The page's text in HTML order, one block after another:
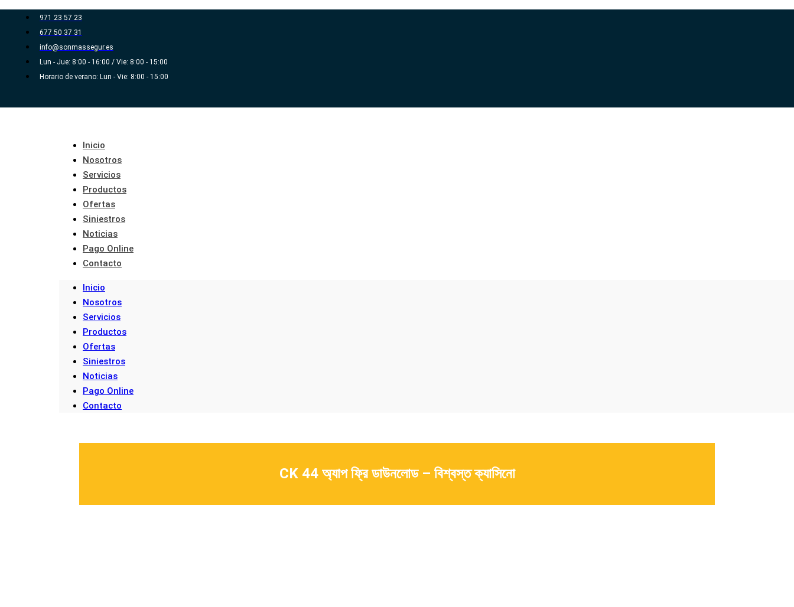
Ir
contenido
971 23 57 23
677 50 37 31
info@sonmassegur.es
Lun - Jue: 8:00 - 16:00 / Vie: 8:00 - 15:00
Horario de verano: Lun - Vie: 8:00 - 15:00
Inicio
Nosotros
Servicios
Productos
Ofertas
Siniestros
Noticias
Pago Online
Contacto
Inicio
Nosotros
Servicios
Productos
Ofertas
Siniestros
Noticias
Pago Online
Contacto
CK 44 অ্যাপ ফ্রি ডাউনলোড – বিশ্বস্ত ক্যাসিনো